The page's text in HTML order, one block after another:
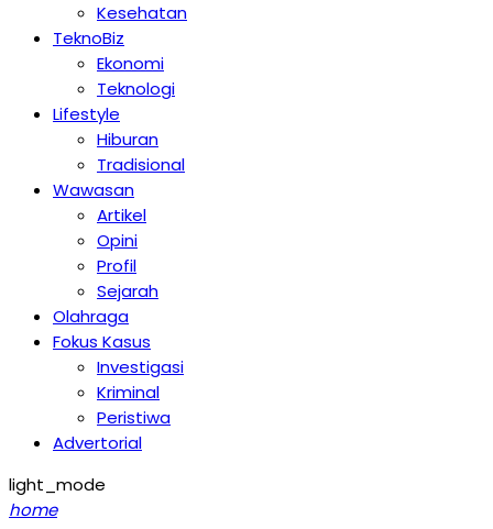
Kesehatan
TeknoBiz
Ekonomi
Teknologi
Lifestyle
Hiburan
Tradisional
Wawasan
Artikel
Opini
Profil
Sejarah
Olahraga
Fokus Kasus
Investigasi
Kriminal
Peristiwa
Advertorial
light_mode
home